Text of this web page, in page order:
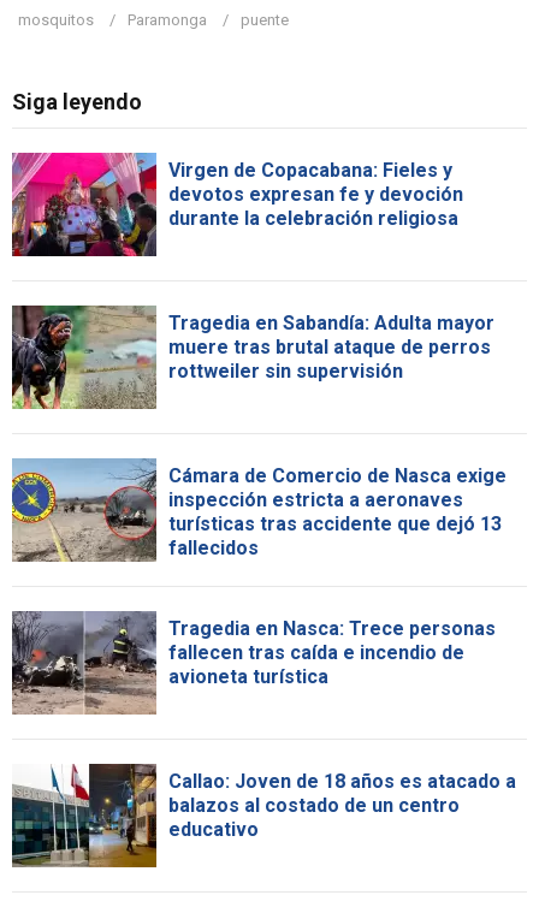
mosquitos
Paramonga puente
Siga leyendo
Virgen de Copacabana: Fieles y
devotos expresan fe y devoción
durante la celebración religiosa
Tragedia en Sabandía: Adulta mayor
muere tras brutal ataque de perros
rottweiler sin supervisión
Cámara de Comercio de Nasca exige
inspección estricta a aeronaves
turísticas tras accidente que dejó 13
fallecidos
Tragedia en Nasca: Trece personas
fallecen tras caída e incendio de
avioneta turística
Callao: Joven de 18 años es atacado a
balazos al costado de un centro
educativo